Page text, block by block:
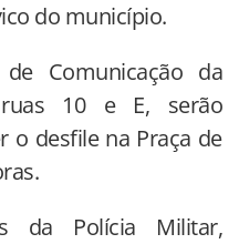
do município.
Comunicação da
10 e E, serão
o desfile na Praça de
da Polícia Militar,